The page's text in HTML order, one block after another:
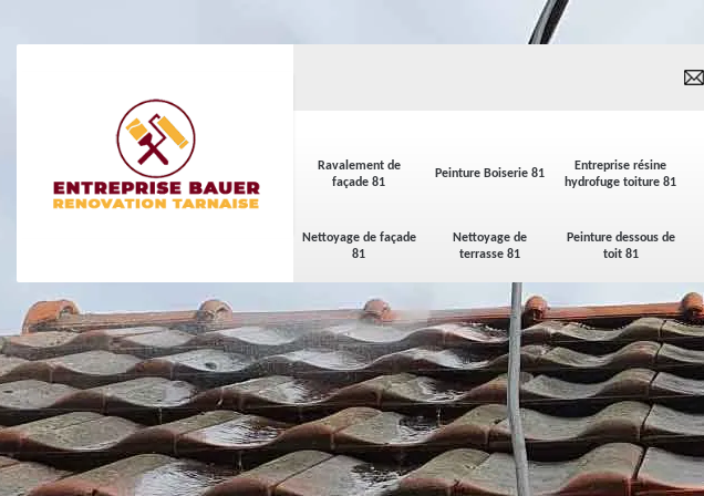
Ravalement de
façade 81
Peinture Boiserie 81
Entreprise résine
hydrofuge toiture 81
Nettoyage de façade
81
Nettoyage de
terrasse 81
Peinture dessous de
toit 81